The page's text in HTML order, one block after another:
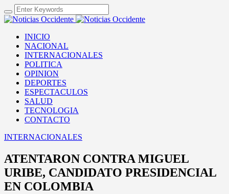
INICIO
NACIONAL
INTERNACIONALES
POLITICA
OPINION
DEPORTES
ESPECTACULOS
SALUD
TECNOLOGIA
CONTACTO
INTERNACIONALES
ATENTARON CONTRA MIGUEL
URIBE, CANDIDATO PRESIDENCIAL
EN COLOMBIA